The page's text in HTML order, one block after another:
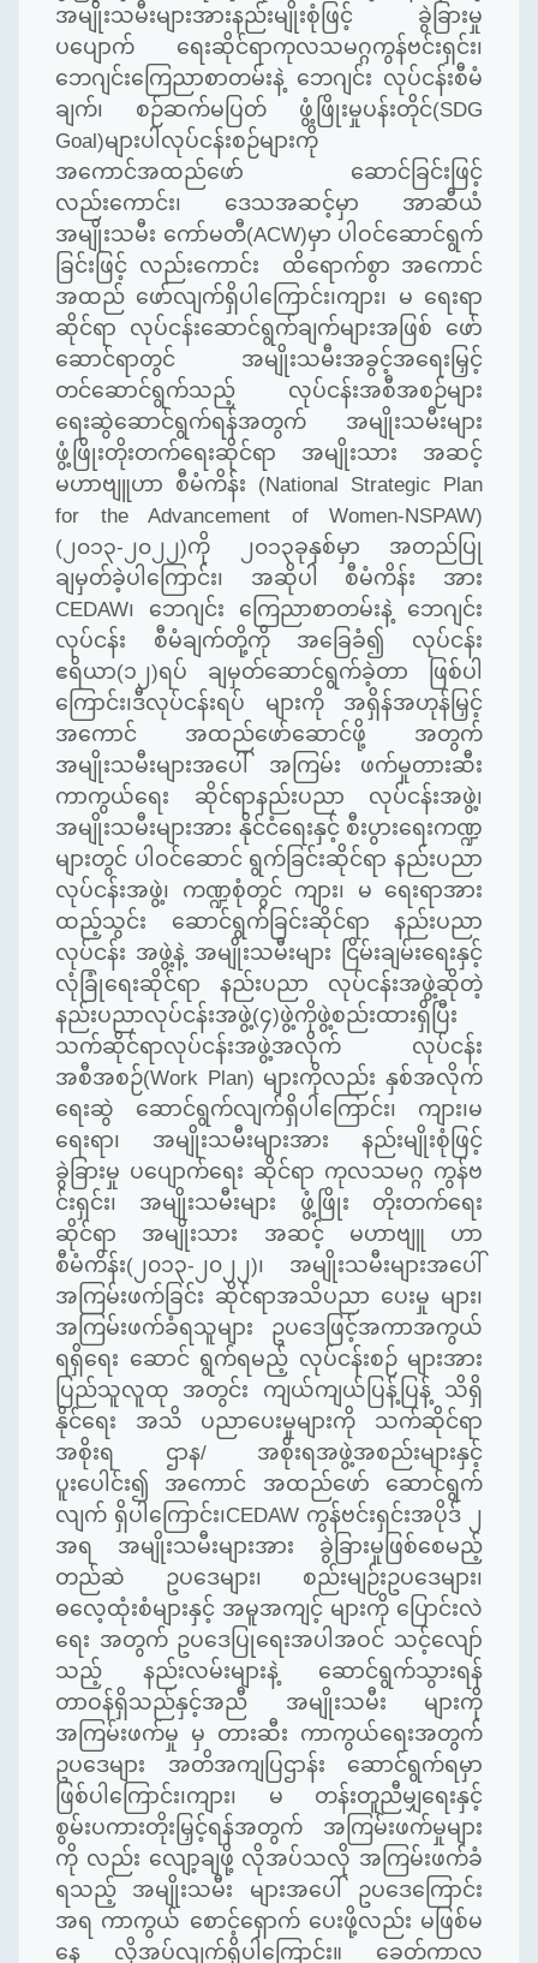
အမျိုးသမီးများအားနည်းမျိုးစုံဖြင့် ခွဲခြားမှု
ပပျောက် ရေးဆိုင်ရာကုလသမဂ္ဂကွန်ဗင်းရှင်း၊
ဘေဂျင်းကြေညာစာတမ်းနဲ့ ဘေဂျင်း လုပ်ငန်းစီမံ
ချက်၊ စဉ်ဆက်မပြတ် ဖွံ့ဖြိုးမှုပန်းတိုင်(SDG
Goal)များပါလုပ်ငန်းစဉ်များကို
အကောင်အထည်ဖော် ဆောင်ခြင်းဖြင့်
လည်းကောင်း၊ ဒေသအဆင့်မှာ အာဆီယံ
အမျိုးသမီး ကော်မတီ(ACW)မှာ ပါဝင်ဆောင်ရွက်
ခြင်းဖြင့် လည်းကောင်း ထိရောက်စွာ အကောင်
အထည် ဖော်လျက်ရှိပါကြောင်း၊ကျား၊ မ ရေးရာ
ဆိုင်ရာ လုပ်ငန်းဆောင်ရွက်ချက်များအဖြစ် ဖော်
ဆောင်ရာတွင် အမျိုးသမီးအခွင့်အရေးမြှင့်
တင်ဆောင်ရွက်သည့်
လုပ်ငန်းအစီအစဉ်များ
ရေးဆွဲဆောင်ရွက်ရန်အတွက် အမျိုးသမီးများ
ဖွံ့ဖြိုးတိုးတက်ရေးဆိုင်ရာ အမျိုးသား အဆင့်
မဟာဗျူဟာ စီမံကိန်း (National Strategic Plan
for the Advancement of Women-NSPAW)
(၂၀၁၃-၂၀၂၂)ကို ၂၀၁၃ခုနှစ်မှာ အတည်ပြု
ချမှတ်ခဲ့ပါကြောင်း၊ အဆိုပါ စီမံကိန်း အား
CEDAW၊ ဘေဂျင်း ကြေညာစာတမ်းနဲ့ ဘေဂျင်း
လုပ်ငန်း စီမံချက်တို့ကို အခြေခံ၍ လုပ်ငန်း
ဧရိယာ(၁၂)ရပ် ချမှတ်ဆောင်ရွက်ခဲ့တာ ဖြစ်ပါ
ကြောင်း၊ဒီလုပ်ငန်းရပ် များကို အရှိန်အဟုန်မြှင့်
အကောင် အထည်ဖော်ဆောင်ဖို့ အတွက်
အမျိုးသမီးများအပေါ် အကြမ်း ဖက်မှုတားဆီး
ကာကွယ်ရေး ဆိုင်ရာနည်းပညာ လုပ်ငန်းအဖွဲ့၊
အမျိုးသမီးများအား နိုင်ငံရေးနှင့် စီးပွားရေးကဏ္ဍ
များတွင် ပါဝင်ဆောင် ရွက်ခြင်းဆိုင်ရာ နည်းပညာ
လုပ်ငန်းအဖွဲ့၊ ကဏ္ဍစုံတွင် ကျား၊ မ ရေးရာအား
ထည့်သွင်း ဆောင်ရွက်ခြင်းဆိုင်ရာ နည်းပညာ
လုပ်ငန်း အဖွဲ့နဲ့ အမျိုးသမီးများ ငြိမ်းချမ်းရေးနှင့်
လုံခြုံရေးဆိုင်ရာ နည်းပညာ လုပ်ငန်းအဖွဲ့ဆိုတဲ့
နည်းပညာလုပ်ငန်းအဖွဲ့(၄)ဖွဲ့ကိုဖွဲ့စည်းထားရှိပြီး
သက်ဆိုင်ရာလုပ်ငန်းအဖွဲ့အလိုက် လုပ်ငန်း
အစီအစဉ်(Work Plan) များကိုလည်း နှစ်အလိုက်
ရေးဆွဲ
ဆောင်ရွက်လျက်ရှိပါ ကြောင်း၊ ကျား၊မ
ရေးရာ၊ အမျိုးသမီးများအား နည်းမျိုးစုံဖြင့်
ခွဲခြားမှု ပပျောက်ရေး ဆိုင်ရာ ကုလသမဂ္ဂ ကွန်ဗ
င်းရှင်း၊ အမျိုးသမီးများ ဖွံ့ဖြိုး တိုးတက်ရေး
ဆိုင်ရာ အမျိုးသား အဆင့် မဟာဗျူ ဟာ
စီမံကိန်း(၂၀၁၃-၂၀၂၂)၊ အမျိုးသမီးများအပေါ်
အကြမ်းဖက်ခြင်း ဆိုင်ရာအသိပညာ ပေးမှု များ၊
အကြမ်းဖက်ခံရသူများ ဥပဒေဖြင့်အကာအကွယ်
ရရှိရေး ဆောင် ရွက်ရမည့် လုပ်ငန်းစဉ် များအား
ပြည်သူလူထု အတွင်း ကျယ်ကျယ်ပြန့်ပြန့် သိရှိ
နိုင်ရေး အသိ ပညာပေးမှုများကို သက်ဆိုင်ရာ
အစိုးရ ဌာန/ အစိုးရအဖွဲ့အစည်းများနှင့်
ပူးပေါင်း၍ အကောင် အထည်ဖော် ဆောင်ရွက်
လျက် ရှိပါကြောင်း၊CEDAW ကွန်ဗင်းရှင်းအပိုဒ် ၂
အရ အမျိုးသမီးများအား ခွဲခြားမှုဖြစ်စေမည့်
တည်ဆဲ ဥပဒေများ၊ စည်းမျဉ်းဥပဒေများ၊
ဓလေ့ထုံးစံများနှင့် အမူအကျင့် များကို ပြောင်းလဲ
ရေး အတွက် ဥပဒေပြုရေးအပါအဝင် သင့်လျော်
သည့် နည်းလမ်းများနဲ့ဆောင်ရွက်သွားရန်
တာဝန်ရှိသည်နှင့်အညီ အမျိုးသမီး များကို
အကြမ်းဖက်မှု မှ တားဆီး ကာကွယ်ရေးအတွက်
ဥပဒေများ အတိအကျပြဌာန်း
ဆောင်ရွက်ရမှာ
ဖြစ်ပါကြောင်း၊ကျား၊ မ တန်းတူညီမျှရေးနှင့်
စွမ်းပကားတိုးမြှင့်ရန်အတွက် အကြမ်းဖက်မှုများ
ကို လည်း လျော့ချဖို့ လိုအပ်သလို အကြမ်းဖက်ခံ
ရသည့် အမျိုးသမီး များအပေါ် ဥပဒေကြောင်း
အရ ကာကွယ် စောင့်ရှောက် ပေးဖို့လည်း မဖြစ်မ
နေ လိုအပ်လျက်ရှိပါ ကြောင်း။ ခေတ်ကာလ